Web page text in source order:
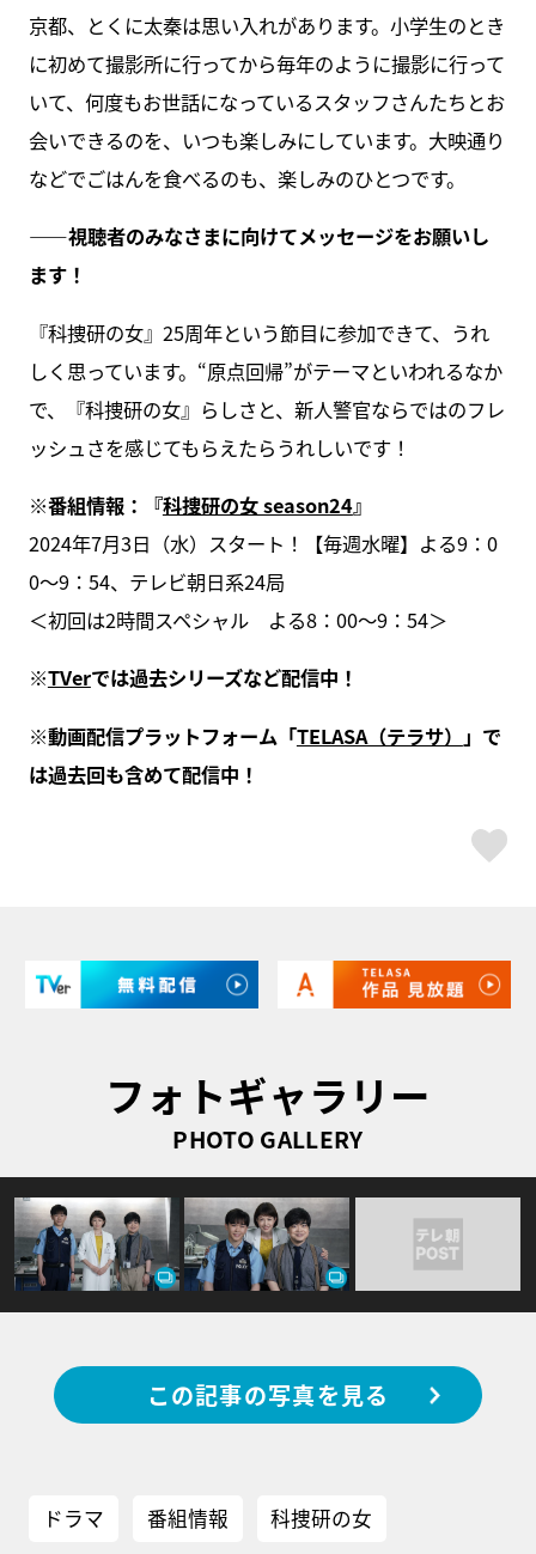
京都、とくに太秦は思い入れがあります。小学生のとき
に初めて撮影所に行ってから毎年のように撮影に行って
いて、何度もお世話になっているスタッフさんたちとお
会いできるのを、いつも楽しみにしています。大映通り
などでごはんを食べるのも、楽しみのひとつです。
――視聴者のみなさまに向けてメッセージをお願いし
ます！
『科捜研の女』25周年という節目に参加できて、うれ
しく思っています。“原点回帰”がテーマといわれるなか
で、『科捜研の女』らしさと、新人警官ならではのフレ
ッシュさを感じてもらえたらうれしいです！
※番組情報：『科捜研の女 season24』
2024年7月3日（水）スタート！【毎週水曜】よる9：0
0～9：54、テレビ朝日系24局
＜初回は2時間スペシャル よる8：00〜9：54＞
※TVerでは過去シリーズなど配信中！
※動画配信プラットフォーム「TELASA（テラサ） 」で
は過去回も含めて配信中！
フォトギャラリー
PHOTO GALLERY
この記事の写真を見る
ドラマ 番組情報 科捜研の女